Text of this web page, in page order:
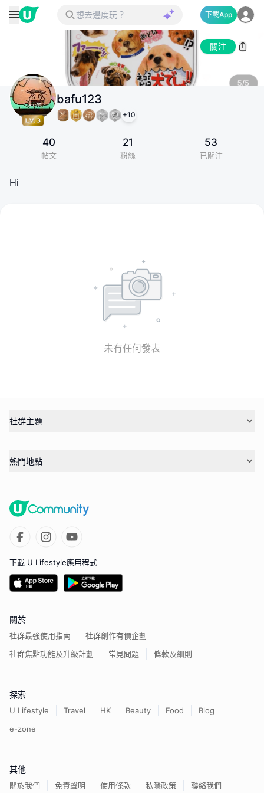
下載App
關注
bafu123
+10
40
帖文
21
粉絲
53
已關注
Hi
未有任何發表
社群主題
熱門地點
下載 U Lifestyle應用程式
關於
社群最強使用指南
社群創作有價企劃
社群焦點功能及升級計劃
常見問題 條款及細則
探索
U Lifestyle Travel HK Beauty Food
Blog
e-zone
其他
關於我們 免責聲明 使用條款 私隱政策 聯絡我們